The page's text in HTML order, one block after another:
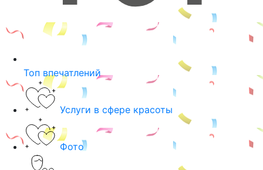
Топ впечатлений
Услуги в сфере красоты
Фото